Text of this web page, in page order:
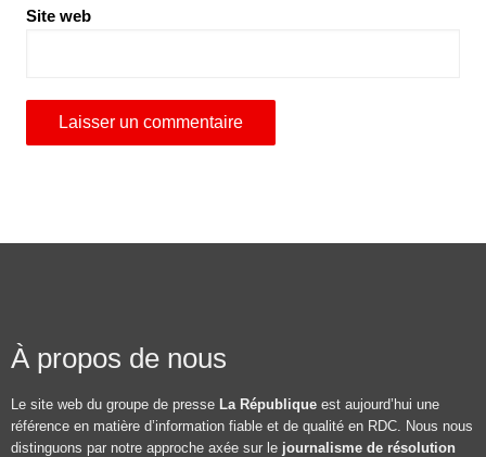
Site web
À propos de nous
Le site web du groupe de presse La République est aujourd’hui une
référence en matière d’information fiable et de qualité en RDC. Nous nous
distinguons par notre approche axée sur le journalisme de résolution